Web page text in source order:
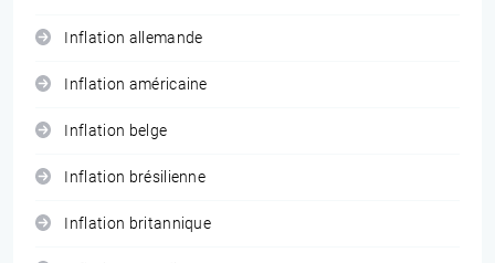
Inflation allemande
Inflation américaine
Inflation belge
Inflation brésilienne
Inflation britannique